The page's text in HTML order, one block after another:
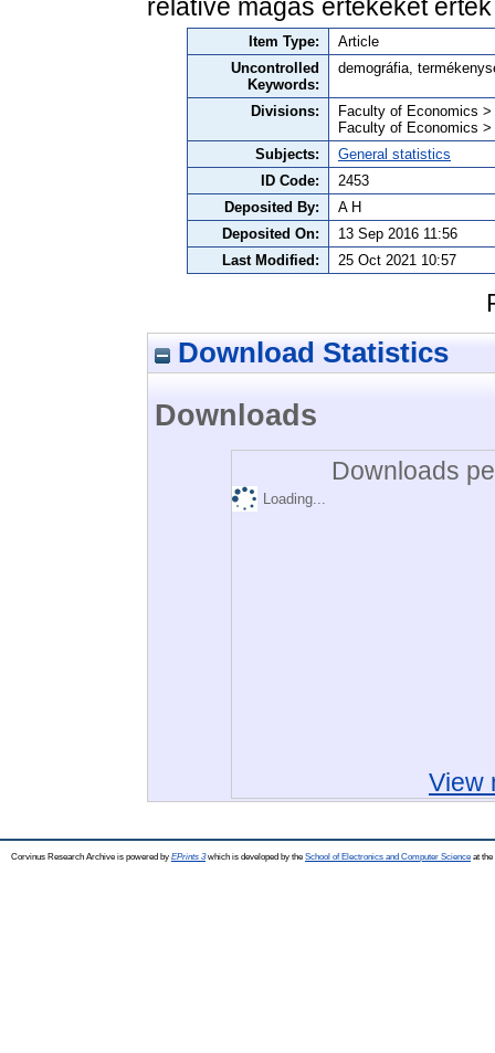
relatíve magas értékeket
Item Type:
Article
Uncontrolled
Keywords:
demográfia,
Divisions:
Faculty of Economics
Faculty of Economics
Subjects:
General statistics
ID Code:
2453
Deposited By:
A H
Deposited On:
13 Sep 2016 11:56
Last Modified:
25 Oct 2021 10:57
Download Statistics
Downloads
Downloads
Loading...
View
Corvinus Research Archive is powered by EPrints 3which is developed by the School of Electronics and Computer Science at